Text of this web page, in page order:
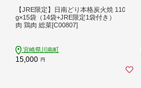
【JRE限定】日南どり本格炭火焼 110
g×15袋（14袋+JRE限定1袋付き）
肉 鶏肉 総菜[C00807]
宮崎県川南町
15,000 円